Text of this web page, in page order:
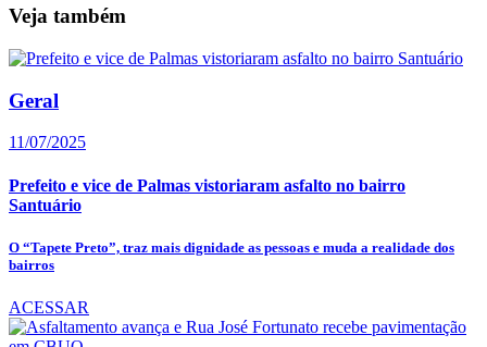
Veja também
Geral
11/07/2025
Prefeito e vice de Palmas vistoriaram asfalto no bairro
Santuário
O “Tapete Preto”, traz mais dignidade as pessoas e muda a realidade dos
bairros
ACESSAR